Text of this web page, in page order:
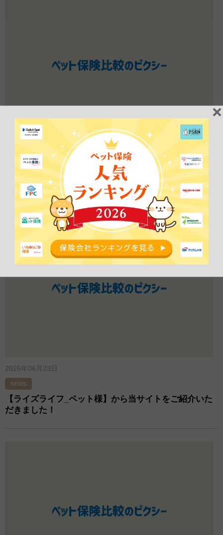
2026年06月25日
NEWS
【いつまでも楽しく暮らすために、ねこの健康をかんが
える！様】から当サイトをご紹介いただきました！
2026年06月23日
NEWS
【ライズライフ_ペット様】から当サイトをご紹介いた
だきました！